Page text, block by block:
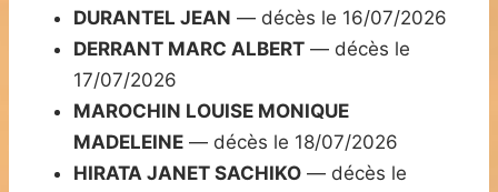
DURANTEL JEAN — décès le 16/07/2026
DERRANT MARC ALBERT — décès le
17/07/2026
MAROCHIN LOUISE MONIQUE
MADELEINE — décès le 18/07/2026
HIRATA JANET SACHIKO — décès le